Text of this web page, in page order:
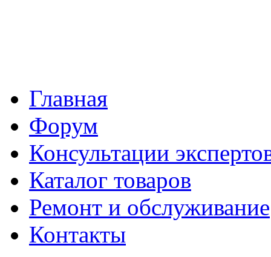
Главная
Форум
Консультации
Каталог товаров
Ремонт и обслуживание
Контакты